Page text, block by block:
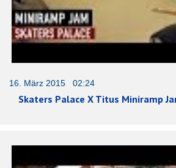
16. März 2015 02:24
Skaters Palace X Titus Miniramp